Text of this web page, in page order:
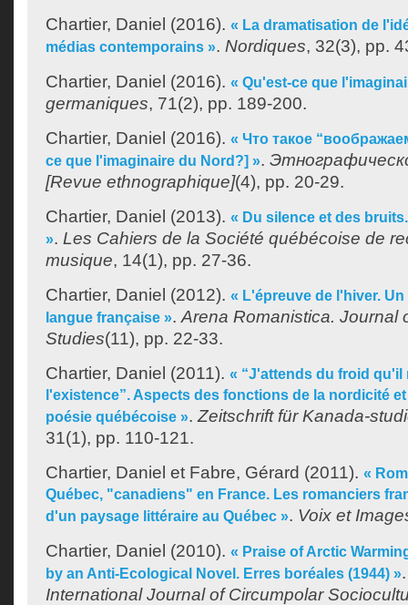
Chartier, Daniel (2016). « La dramatisation de
médias contemporains ». Nordiques, 32(3), pp.
Chartier, Daniel (2016). « Qu'est-ce que
germaniques, 71(2), pp. 189-200.
Chartier, Daniel (2016). « Что такое
ce que l'imaginaire du Nord?] ».
[Revue ethnographique](4), pp. 20-29.
Chartier, Daniel (2013). « Du silence et des
». Les Cahiers de la Société québécoise de
musique, 14(1), pp. 27-36.
Chartier, Daniel (2012). « L'épreuve de l'hiver.
langue française ». Arena Romanistica. Journal
Studies(11), pp. 22-33.
Chartier, Daniel (2011). « “J'attends du froid qu'il
l'existence”. Aspects des fonctions de la nordicité
poésie québécoise ». Zeitschrift für Kanada-
31(1), pp. 110-121.
Chartier, Daniel et Fabre, Gérard (2011). «
Québec, "canadiens" en France. Les romanciers
d'un paysage littéraire au Québec ». Voix et
Chartier, Daniel (2010). « Praise of Arctic
by an Anti-Ecological Novel. Erres boréales (1944) »
International Journal of Circumpolar